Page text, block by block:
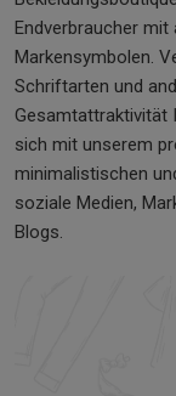
Endverbraucher
Markensymbolen.
Schriftarten und
Gesamtattraktivität
sich mit unserem
minimalistischen
soziale Medien,
Blogs.